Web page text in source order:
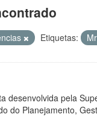
Etiquetas:
desenvolvida pela
do Planejamento,